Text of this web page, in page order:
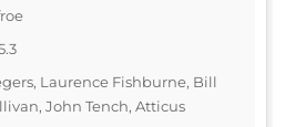
Laurence Fishburne, Bill
John Tench, Atticus